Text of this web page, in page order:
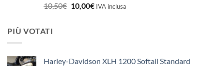
10,50€ Il
10,00€IlIVA inclusa
PIÙ VOTATI
Harley-Davidson XLH 1200 Softail Standard